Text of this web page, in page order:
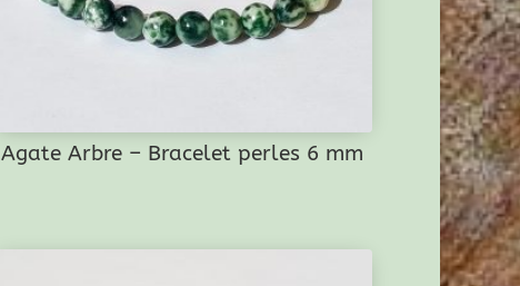
Agate Arbre – Bracelet perles 6 mm